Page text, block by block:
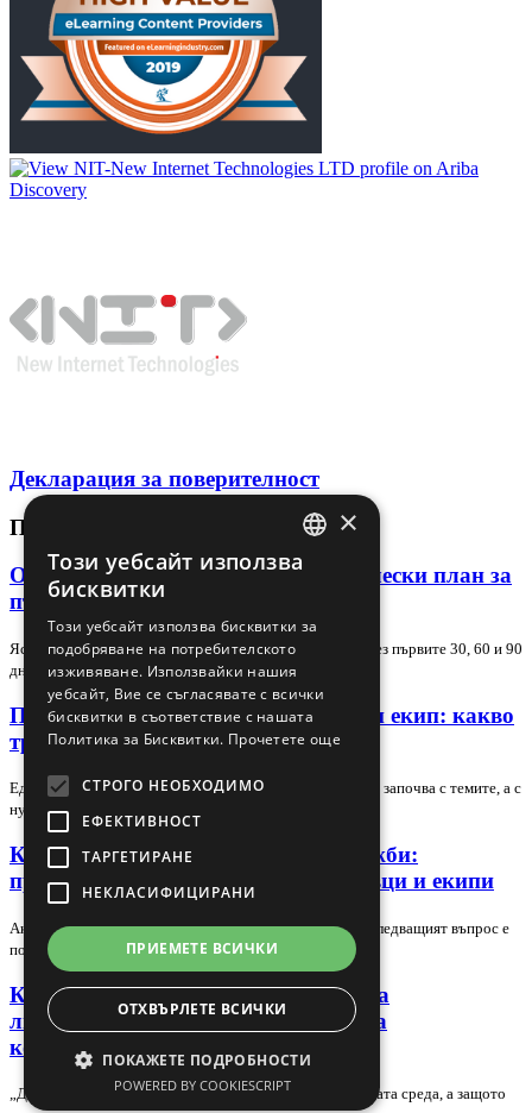
Декларация за поверителност
ПОСЛЕДНИ СТАТИИ
Обучение на нов търговец: практически план за
първите 30, 60 и 90 дни
Ясен и приложим план за обучение на нов търговец през първите 30, 60 и 90
дни. Статията показва как да…
Програма за обучение на търговски екип: какво
трябва да включва
Една добра програма за обучение на търговски екип не започва с темите, а с
нуждите на бизнеса. Ако обучението…
Как да изберете обучение по продажби:
практическо ръководство за търговци и екипи
Ако вече знаете, че ви трябва обучение по продажби, следващият въпрос е
по-важен: какъв точно тип обучение…
Какво учи „Дяволът носи Прада“ за
лидерството, амбицията и цената на
корпоративния успех
„Дяволът носи Прада“ остава актуална не заради модната среда, а защото
BULGARIAN
×
Този уебсайт използва
бисквитки
Този уебсайт използва бисквитки за
подобряване на потребителското
изживяване. Използвайки нашия
уебсайт, Вие се съгласявате с всички
бисквитки в съответствие с нашата
Политика за Бисквитки. Прочетете още
СТРОГО НЕОБХОДИМО
ЕФЕКТИВНОСТ
ТАРГЕТИРАНЕ
НЕКЛАСИФИЦИРАНИ
ПРИЕМЕТЕ ВСИЧКИ
ОТХВЪРЛЕТЕ ВСИЧКИ
ПОКАЖЕТЕ ПОДРОБНОСТИ
POWERED BY COOKIESCRIPT